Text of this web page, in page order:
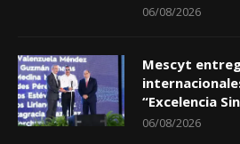
06/08/2026
Mescyt
“Excelencia
06/08/2026